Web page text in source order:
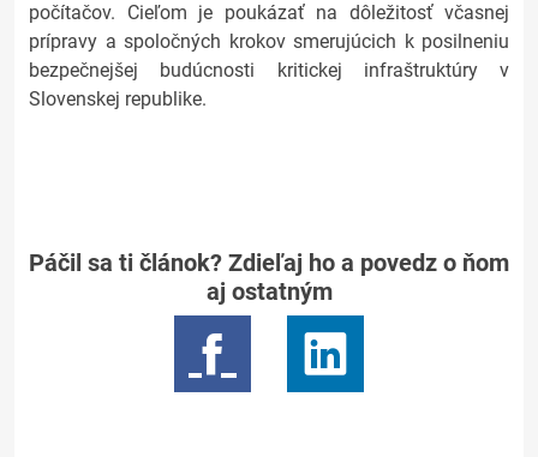
počítačov. Cieľom je poukázať na dôležitosť včasnej
prípravy a spoločných krokov smerujúcich k posilneniu
bezpečnejšej budúcnosti kritickej infraštruktúry v
Slovenskej republike.
Páčil sa ti článok? Zdieľaj ho a povedz o ňom
aj ostatným